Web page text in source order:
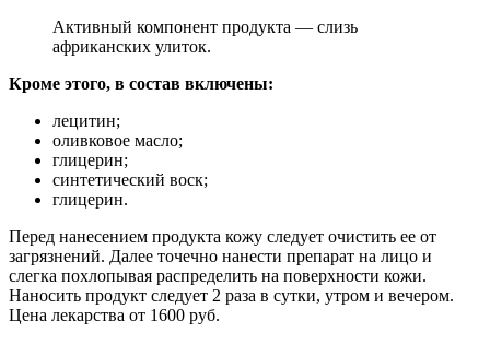
Активный компонент продукта — слизь
африканских улиток.
Кроме этого, в состав включены:
лецитин;
оливковое масло;
глицерин;
синтетический воск;
глицерин.
Перед нанесением продукта кожу следует очистить ее от
загрязнений. Далее точечно нанести препарат на лицо и
слегка похлопывая распределить на поверхности кожи.
Наносить продукт следует 2 раза в сутки, утром и вечером.
Цена лекарства от 1600 руб.